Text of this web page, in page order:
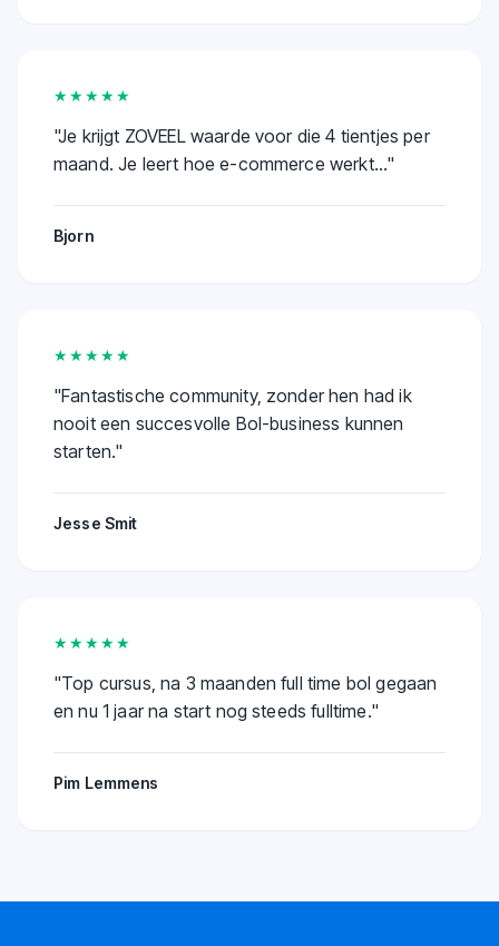
★★★★★
"Je krijgt ZOVEEL waarde voor die 4 tientjes per
maand. Je leert hoe e-commerce werkt..."
Bjorn
★★★★★
"Fantastische community, zonder hen had ik
nooit een succesvolle Bol-business kunnen
starten."
Jesse Smit
★★★★★
"Top cursus, na 3 maanden full time bol gegaan
en nu 1 jaar na start nog steeds fulltime."
Pim Lemmens